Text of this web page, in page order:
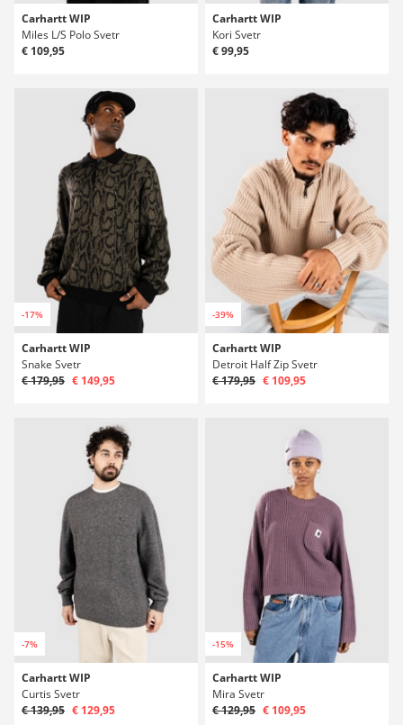
Carhartt WIP
Miles L/S Polo Svetr
€ 109,95
Carhartt WIP
Kori Svetr
€ 99,95
-17%
Carhartt WIP
Snake Svetr
€ 179,95 € 149,95
-39%
Carhartt WIP
Detroit Half Zip Svetr
€ 179,95 € 109,95
-7%
Carhartt WIP
Curtis Svetr
€ 139,95 € 129,95
-15%
Carhartt WIP
Mira Svetr
€ 129,95 € 109,95